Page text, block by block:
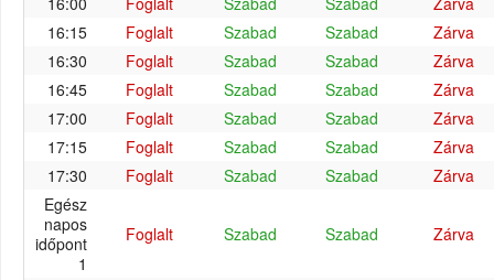
16:15
Foglalt Szabad Szabad
Zárva
16:30
Foglalt Szabad Szabad
Zárva
16:45
Foglalt Szabad Szabad
Zárva
17:00
Foglalt Szabad Szabad
Zárva
17:15
Foglalt Szabad Szabad
Zárva
17:30
Foglalt Szabad Szabad
Zárva
Egész
napos
időpont
1
Foglalt Szabad Szabad Zárva